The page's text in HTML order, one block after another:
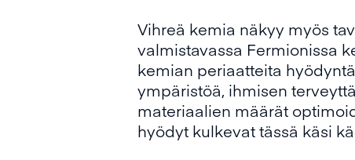
Vihreä kemia näkyy myös
valmistavassa Fermionissa
kemian periaatteita
ympäristöä, ihmisen
materiaalien määrät
hyödyt kulkevat tässä käsi